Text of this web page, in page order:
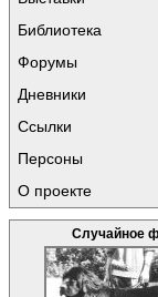
Библиотека
Форумы
Дневники
Ссылки
Персоны
О проекте
Случайное